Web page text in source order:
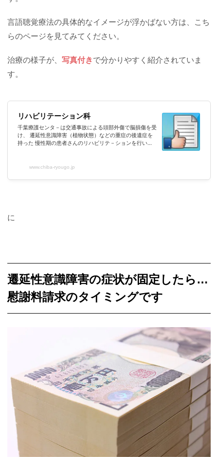
言語聴覚療法の具体的なイメージが浮かばない方は、こち
らのページを見てみてください。
治療の様子が、 写真付きで分かりやすく紹介されていま
す。
リハビリテーション科
千葉療護センタ－は交通事故による頭部外傷で脳損傷を受
け、 遷延性意識障害（植物状態）などの重症の後遺症を
持った 慢性期の患者さんのリハビリテ－ションを行い、
www.chiba-ryougo.jp
に
遷延性意識障害の症状が固定したら…
慰謝料請求のタイミングです